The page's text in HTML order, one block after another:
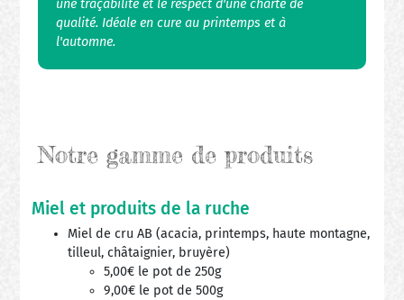
une traçabilité et le respect d'une charte de
qualité. Idéale en cure au printemps et à
l'automne.
Notre gamme de produits
Miel et produits de la ruche
Miel de cru AB (acacia, printemps, haute montagne,
tilleul, châtaignier, bruyère)
5,00€ le pot de 250g
9,00€ le pot de 500g